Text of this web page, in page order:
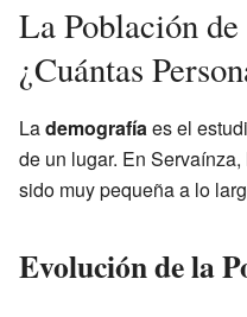
La Población
¿Cuántas
Lademografíaes el
de un lugar. En
sido muy pequeña a lo
Evolución de la